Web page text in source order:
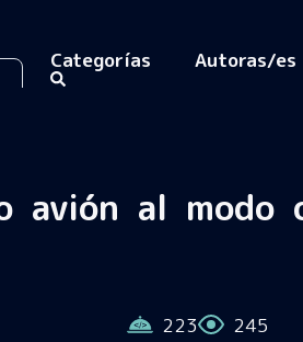
Categorías Autoras/es
avión al
223 245